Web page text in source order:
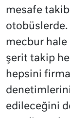
mesafe
otobüslerde.
mecbur
şerit takip
hepsini
edileceğini